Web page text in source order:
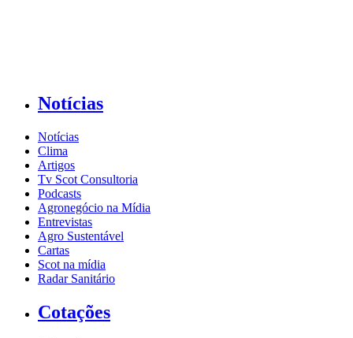
Notícias
Notícias
Clima
Artigos
Tv Scot Consultoria
Podcasts
Agronegócio na Mídia
Entrevistas
Agro Sustentável
Cartas
Scot na mídia
Radar Sanitário
Cotações